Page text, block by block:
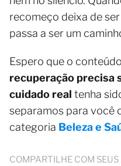
recomeço deixa de
passa a ser um
Espero que o
recuperação precisa
cuidado real tenha
separamos para você
categoria Beleza e
COMPARTILHE COM